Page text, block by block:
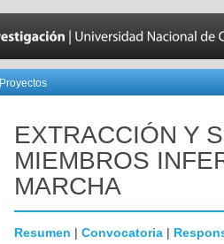
Proyectos
EXTRACCIÓN Y
MIEMBROS
MARCHA
Resumen | Convocatoria |